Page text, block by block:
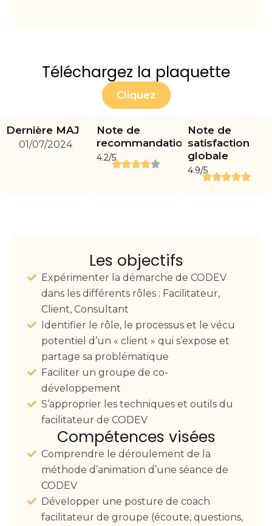
Téléchargez la plaquette
Cliquez
Dernière MAJ
01/07/2024
Note de
recommandation
4.2/5
Note de
satisfaction
globale
4.9/5
Les objectifs
Expérimenter la démarche de CODEV
dans les différents rôles : Facilitateur,
Client, Consultant
Identifier le rôle, le processus et le vécu
potentiel d’un « client » qui s’expose et
partage sa problématique
Faciliter un groupe de co-
développement
S’approprier les techniques et outils du
facilitateur de CODEV
Compétences visées
Comprendre le déroulement de la
méthode d’animation d’une séance de
CODEV
Développer une posture de coach
facilitateur de groupe (écoute, questions,